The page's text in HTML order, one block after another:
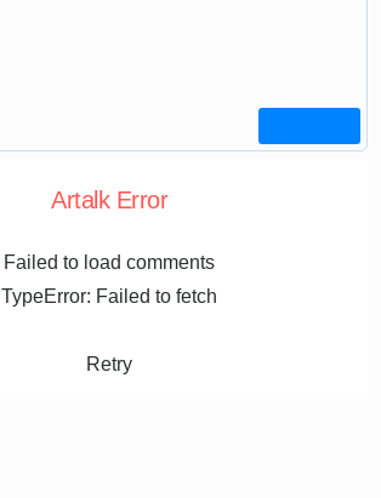
Artalk Error
Failed to load comments
TypeError: Failed to fetch
Retry